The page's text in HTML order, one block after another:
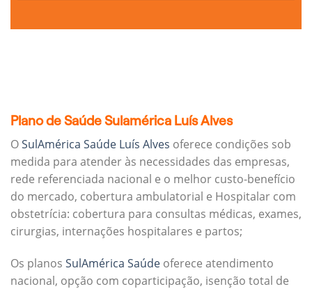
Plano de Saúde Sulamérica Luís Alves
OSulAmérica Saúde Luís Alves oferece condições sob
medida para atender às necessidades das empresas,
rede referenciada nacional e o melhor custo-benefício
do mercado, cobertura ambulatorial e Hospitalar com
obstetrícia: cobertura para consultas médicas, exames,
cirurgias, internações hospitalares e partos;
Os planos SulAmérica Saúde oferece atendimento
nacional, opção com coparticipação, isenção total de